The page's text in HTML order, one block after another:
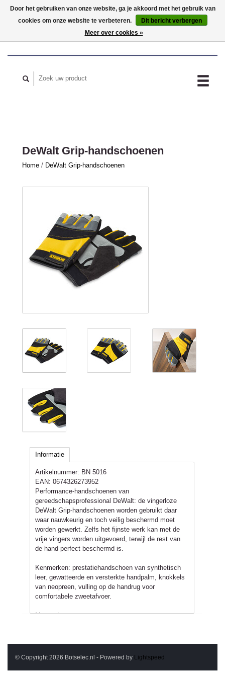
MIJN ACCOUNT
DeWalt Grip-handschoenen
Home / DeWalt Grip-handschoenen
Informatie
Artikelnummer: BN 5016
EAN: 0674326273952
Performance-handschoenen van
gereedschapsprofessional DeWalt: de vingerloze
DeWalt Grip-handschoenen worden gebruikt daar
waar nauwkeurig en toch veilig beschermd moet
worden gewerkt. Zelfs het fijnste werk kan met de
vrije vingers worden uitgevoerd, terwijl de rest van
de hand perfect beschermd is.
Kenmerken: prestatiehandschoen van synthetisch
leer, gewatteerde en versterkte handpalm, knokkels
van neopreen, vulling op de handrug voor
comfortabele zweetafvoer.
Mmaat L
© Copyright 2026 Botselec.nl - Powered by Lightspeed
Door het gebruiken van onze website, ga je akkoord met het gebruik van
cookies om onze website te verbeteren.
Dit bericht verbergen
Meer over cookies »